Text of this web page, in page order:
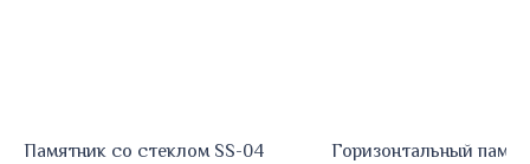
Памятник со стеклом SS-04
Горизонтальный